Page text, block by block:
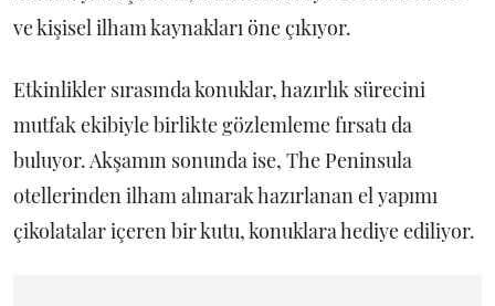
ve kişisel ilham kaynakları öne çıkıyor.
Etkinlikler sırasında konuklar, hazırlık sürecini
mutfak ekibiyle birlikte gözlemleme fırsatı da
buluyor. Akşamın sonunda ise, The Peninsula
otellerinden ilham alınarak hazırlanan el yapımı
çikolatalar içeren bir kutu, konuklara hediye ediliyor.